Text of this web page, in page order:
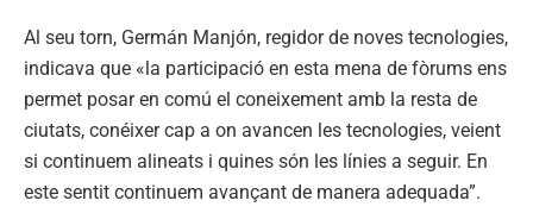
Al seu torn, Germán Manjón, regidor de noves tecnologies,
indicava que «la participació en esta mena de fòrums ens
permet posar en comú el coneixement amb la resta de
ciutats, conéixer cap a on avancen les tecnologies, veient
si continuem alineats i quines són les línies a seguir. En
este sentit continuem avançant de manera adequada”.